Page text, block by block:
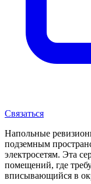
Связаться
Напольные
подземным
электросетям. Эта
помещений, где
вписывающийся в